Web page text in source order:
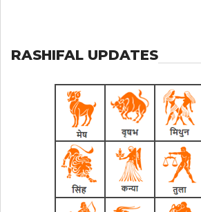
RASHIFAL UPDATES